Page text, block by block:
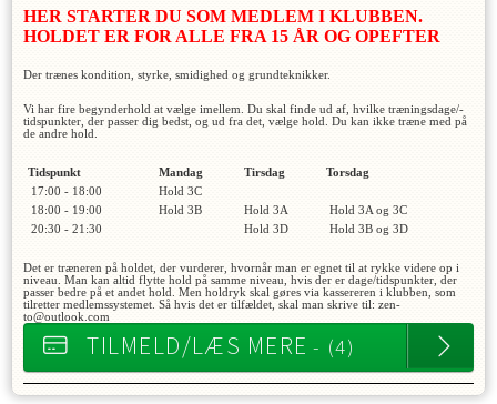
HER STARTER DU SOM MEDLEM I KLUBBEN.
HOLDET ER FOR ALLE FRA 15 ÅR OG OPEFTER
Der trænes kondition, styrke, smidighed og grundteknikker.
Vi har fire begynderhold at vælge imellem. Du skal finde ud af, hvilke træningsdage/-
tidspunkter, der passer dig bedst, og ud fra det, vælge hold. Du kan ikke træne med på
de andre hold.
Tidspunkt Mandag Tirsdag
Torsdag
17:00 - 18:00
Hold 3C
18:00 - 19:00
Hold 3B Hold 3A
Hold 3A og 3C
20:30 - 21:30
Hold 3D Hold 3B og 3D
Det er træneren på holdet, der vurderer, hvornår man er egnet til at rykke videre op i
niveau. Man kan altid flytte hold på samme niveau, hvis der er dage/tidspunkter, der
passer bedre på et andet hold. Men holdryk skal gøres via kassereren i klubben, som
tilretter medlemssystemet. Så hvis det er tilfældet, skal man skrive til: zen-
to@outlook.com
TILMELD/LÆS MERE - (4)